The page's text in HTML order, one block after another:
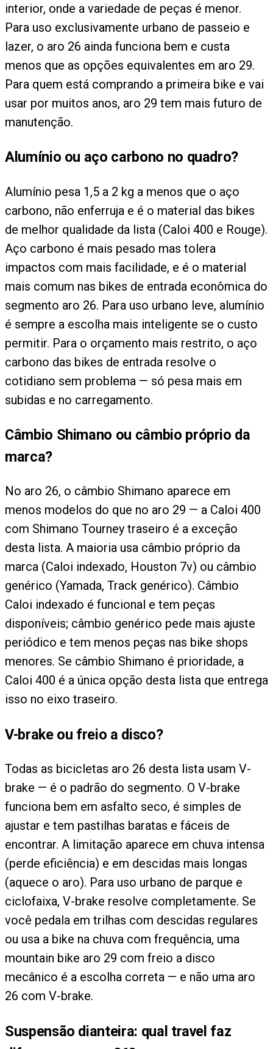
interior, onde a variedade de peças é menor.
Para uso exclusivamente urbano de passeio e
lazer, o aro 26 ainda funciona bem e custa
menos que as opções equivalentes em aro 29.
Para quem está comprando a primeira bike e vai
usar por muitos anos, aro 29 tem mais futuro de
manutenção.
Alumínio ou aço carbono no quadro?
Alumínio pesa 1,5 a 2 kg a menos que o aço
carbono, não enferruja e é o material das bikes
de melhor qualidade da lista (Caloi 400 e Rouge).
Aço carbono é mais pesado mas tolera
impactos com mais facilidade, e é o material
mais comum nas bikes de entrada econômica do
segmento aro 26. Para uso urbano leve, alumínio
é sempre a escolha mais inteligente se o custo
permitir. Para o orçamento mais restrito, o aço
carbono das bikes de entrada resolve o
cotidiano sem problema — só pesa mais em
subidas e no carregamento.
Câmbio Shimano ou câmbio próprio da
marca?
No aro 26, o câmbio Shimano aparece em
menos modelos do que no aro 29 — a Caloi 400
com Shimano Tourney traseiro é a exceção
desta lista. A maioria usa câmbio próprio da
marca (Caloi indexado, Houston 7v) ou câmbio
genérico (Yamada, Track genérico). Câmbio
Caloi indexado é funcional e tem peças
disponíveis; câmbio genérico pede mais ajuste
periódico e tem menos peças nas bike shops
menores. Se câmbio Shimano é prioridade, a
Caloi 400 é a única opção desta lista que entrega
isso no eixo traseiro.
V-brake ou freio a disco?
Todas as bicicletas aro 26 desta lista usam V-
brake — é o padrão do segmento. O V-brake
funciona bem em asfalto seco, é simples de
ajustar e tem pastilhas baratas e fáceis de
encontrar. A limitação aparece em chuva intensa
(perde eficiência) e em descidas mais longas
(aquece o aro). Para uso urbano de parque e
ciclofaixa, V-brake resolve completamente. Se
você pedala em trilhas com descidas regulares
ou usa a bike na chuva com frequência, uma
mountain bike aro 29 com freio a disco
mecânico é a escolha correta — e não uma aro
26 com V-brake.
Suspensão dianteira: qual travel faz